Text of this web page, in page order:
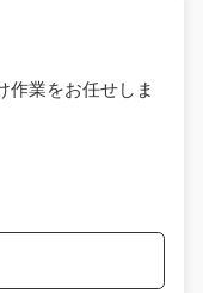
作業をお任せしま